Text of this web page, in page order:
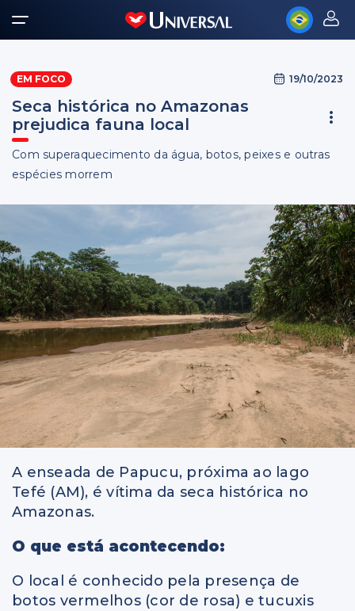
EM FOCO 19/10/2023
Seca histórica no Amazonas
prejudica fauna local
Com superaquecimento da água, botos, peixes e outras
espécies morrem
A enseada de Papucu, próxima ao lago
Tefé (AM), é vítima da seca histórica no
Amazonas.
O que está acontecendo:
O local é conhecido pela presença de
botos vermelhos (cor de rosa) e tucuxis